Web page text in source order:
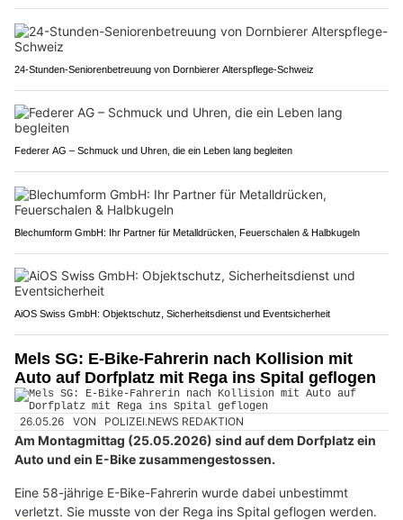
24-Stunden-Seniorenbetreuung von Dornbierer Alterspflege-Schweiz
Federer AG – Schmuck und Uhren, die ein Leben lang begleiten
Blechumform GmbH: Ihr Partner für Metalldrücken, Feuerschalen & Halbkugeln
AiOS Swiss GmbH: Objektschutz, Sicherheitsdienst und Eventsicherheit
Mels SG: E-Bike-Fahrerin nach Kollision mit
Auto auf Dorfplatz mit Rega ins Spital geflogen
26.05.26 VON POLIZEI.NEWS REDAKTION
Am Montagmittag (25.05.2026) sind auf dem Dorfplatz ein
Auto und ein E-Bike zusammengestossen.
Eine 58-jährige E-Bike-Fahrerin wurde dabei unbestimmt
verletzt. Sie musste von der Rega ins Spital geflogen werden.